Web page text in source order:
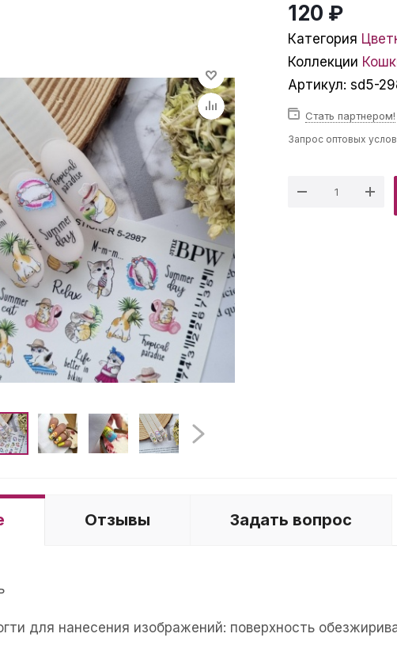
120 ₽
Категория
Коллекции
Артикул: sd5-
Стать партнером!
Запрос оптовых
Отзывы Задать вопрос
для нанесения изображений: поверхность